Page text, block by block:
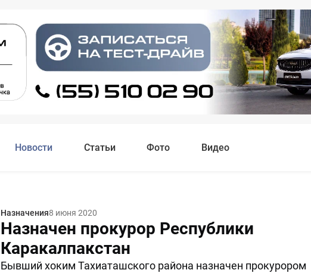
Новости Статьи Фото Видео
Назначения8 июня 2020
Назначен прокурор Республики
Каракалпакстан
Бывший хоким Тахиаташского района назначен прокурором